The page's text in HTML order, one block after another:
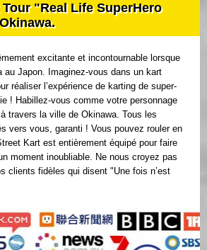
"Real Life SuperHero
excitante et incontournable lorsque
au Japon. Imaginez-vous dans un kart
réaliser l’expérience de karting de super-
! Habillez-vous comme votre personnage
travers la ville de Okinawa. Tous les
vers vous, garanti ! Vous pouvez rouler en
Kart est entièrement équipé pour faire
moment inoubliable. Ne nous croyez pas
clients fidèles qui disent "Une fois n’est